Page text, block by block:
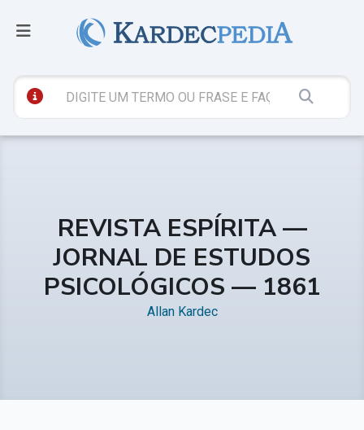
REVISTA ESPÍRITA —
JORNAL DE ESTUDOS
PSICOLÓGICOS — 1861
Allan Kardec